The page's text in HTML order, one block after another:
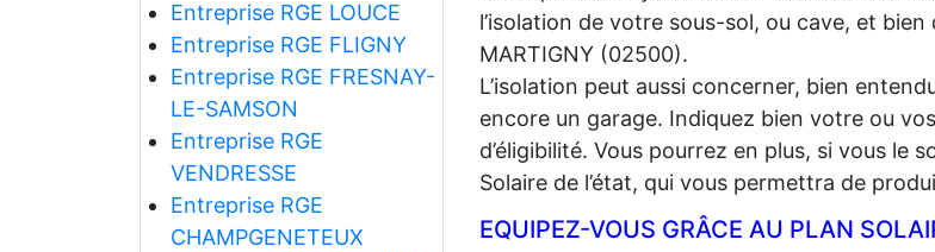
Entreprise RGE LOUCE
Entreprise RGE FLIGNY
Entreprise RGE FRESNAY-
LE-SAMSON
Entreprise RGE
VENDRESSE
Entreprise RGE
CHAMPGENETEUX
l’isolation de votre sous-sol, ou cave, et bien
MARTIGNY (02500).
L’isolation peut aussi concerner, bien
encore un garage. Indiquez bien votre ou
d’éligibilité. Vous pourrez en plus, si vous le
Solaire de l’état, qui vous permettra de
EQUIPEZ-VOUS GRÂCE AU PLAN